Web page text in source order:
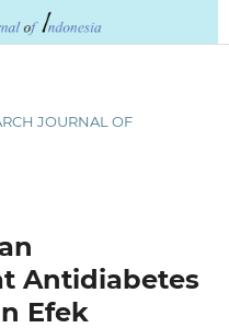
JOURNAL OF
Antidiabetes
Efek